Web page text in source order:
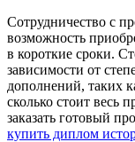
Сотрудничество с
возможность
в короткие сроки.
зависимости от
дополнений, таких
сколько стоит весь
заказать готовый
купить диплом